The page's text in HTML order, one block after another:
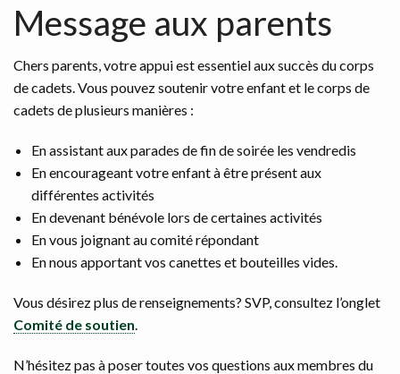
Message aux parents
Chers parents, votre appui est essentiel aux succès du corps
de cadets. Vous pouvez soutenir votre enfant et le corps de
cadets de plusieurs manières :
En assistant aux parades de fin de soirée les vendredis
En encourageant votre enfant à être présent aux
différentes activités
En devenant bénévole lors de certaines activités
En vous joignant au comité répondant
En nous apportant vos canettes et bouteilles vides.
Vous désirez plus de renseignements? SVP, consultez l’onglet
Comité de soutien.
N’hésitez pas à poser toutes vos questions aux membres du